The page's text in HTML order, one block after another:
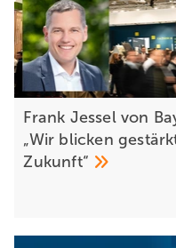
Frank Jessel von
„Wir blicken
Zukunft“